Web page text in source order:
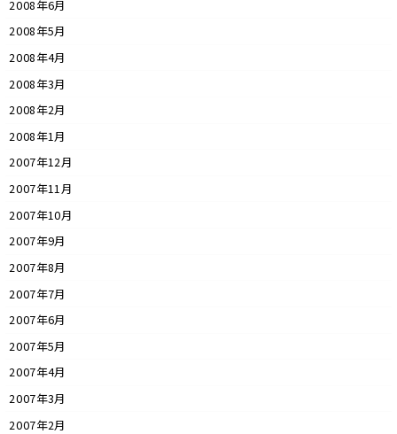
2008年6月
2008年5月
2008年4月
2008年3月
2008年2月
2008年1月
2007年12月
2007年11月
2007年10月
2007年9月
2007年8月
2007年7月
2007年6月
2007年5月
2007年4月
2007年3月
2007年2月